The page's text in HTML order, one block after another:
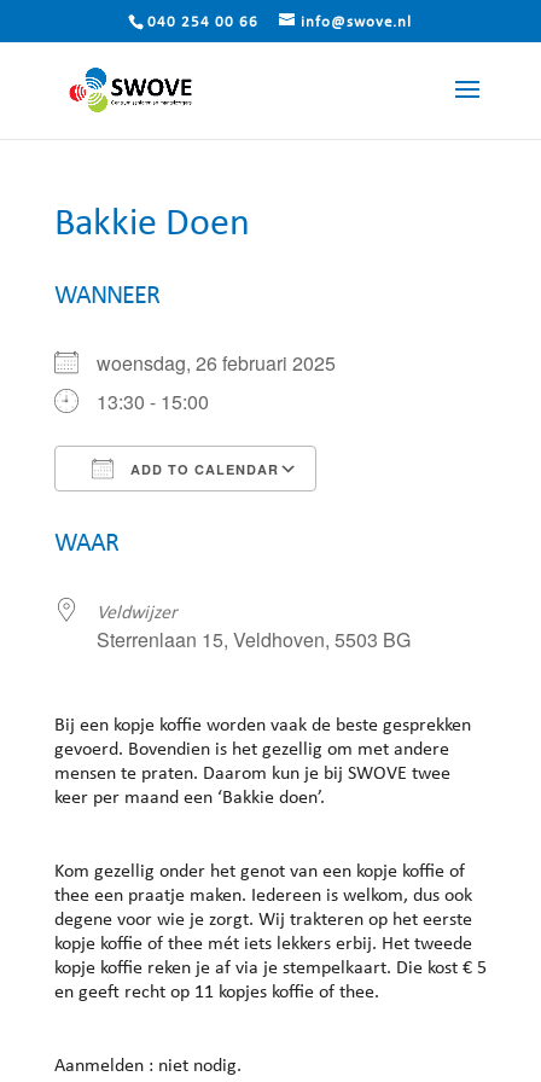
040 254 00 66 info@swove.nl
Bakkie Doen
WANNEER
woensdag, 26 februari 2025
13:30 - 15:00
ADD TO CALENDAR
WAAR
Veldwijzer
Sterrenlaan 15, Veldhoven, 5503 BG
Bij een kopje koffie worden vaak de beste gesprekken
gevoerd. Bovendien is het gezellig om met andere
mensen te praten. Daarom kun je bij SWOVE twee
keer per maand een ‘Bakkie doen’.
Kom gezellig onder het genot van een kopje koffie of
thee een praatje maken. Iedereen is welkom, dus ook
degene voor wie je zorgt. Wij trakteren op het eerste
kopje koffie of thee mét iets lekkers erbij. Het tweede
kopje koffie reken je af via je stempelkaart. Die kost € 5
en geeft recht op 11 kopjes koffie of thee.
Aanmelden : niet nodig.